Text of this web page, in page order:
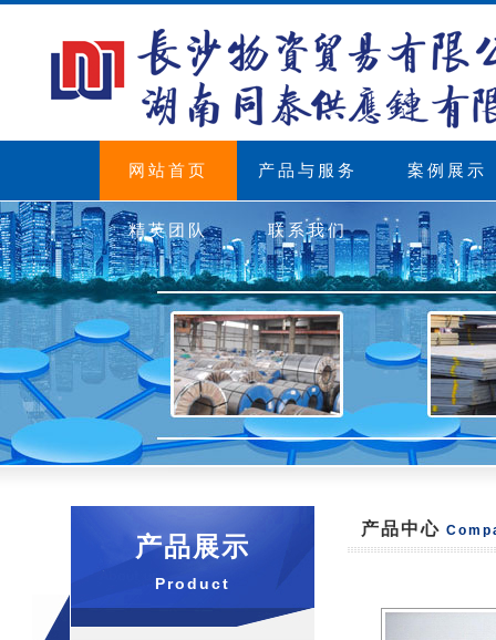
网站首页 产品与服务 案例展示
精英团队 联系我们
产品展示
Product
产品中心